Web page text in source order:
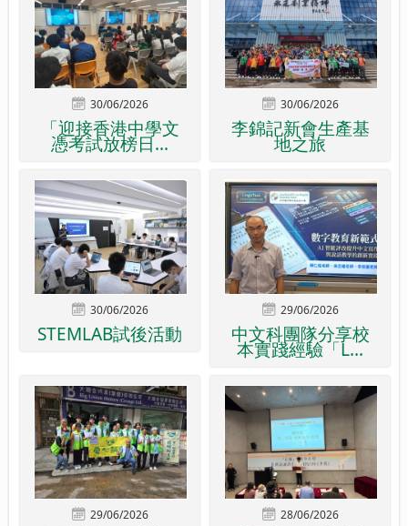
30/06/2026
「迎接香港中學文
憑考試放榜日...
30/06/2026
李錦記新會生產基
地之旅
30/06/2026
STEMLAB試後活動
29/06/2026
中文科團隊分享校
本實踐經驗「L...
29/06/2026 28/06/2026